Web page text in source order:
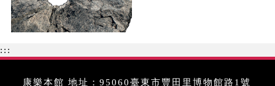
:::
康樂本館 地址：95060臺東市豐田里博物館路1號